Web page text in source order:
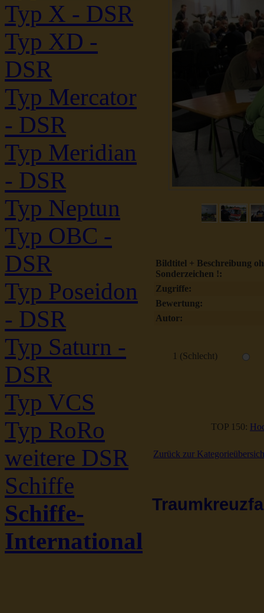
Typ X - DSR
Typ XD -
DSR
Typ Mercator
- DSR
Typ Meridian
- DSR
Typ Neptun
Typ OBC -
DSR
Typ Poseidon
- DSR
Typ Saturn -
DSR
Typ VCS
Typ RoRo
weitere DSR
Schiffe
Schiffe-
International
Bildtitel + Beschreibung
Sonderzeichen !:
Zugriffe:
Bewertung:
Autor:
1 (Schlecht)
TOP 150:
Zurück zur